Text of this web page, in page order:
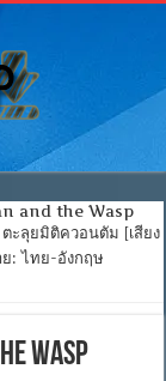
and the Wasp
ลุยมิติควอนตัม [เสียง
: ไทย-อังกฤษ
Wasp